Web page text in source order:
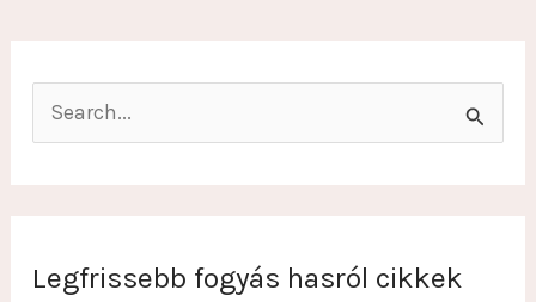
e
Legfrissebb fogyás hasról cikkek